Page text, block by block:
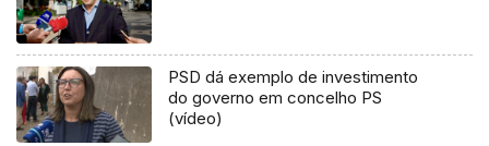
PSD dá exemplo de investimento
do governo em concelho PS
(vídeo)